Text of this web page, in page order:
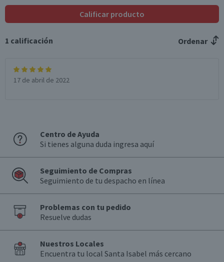
Calificar producto
1 calificación Ordenar
17 de abril de 2022
Centro de Ayuda
Si tienes alguna duda ingresa aquí
Seguimiento de Compras
Seguimiento de tu despacho en línea
Problemas con tu pedido
Resuelve dudas
Nuestros Locales
Encuentra tu local Santa Isabel más cercano